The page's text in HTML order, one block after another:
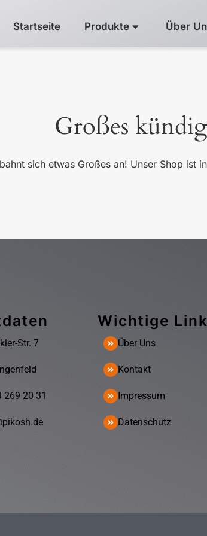
Startseite Produkte Über
Großes
sich etwas Großes an! Unser Shop ist
Str. 7
269 20 31
Wichtige
Über Uns
Kontakt
Impressum
Datenschutz